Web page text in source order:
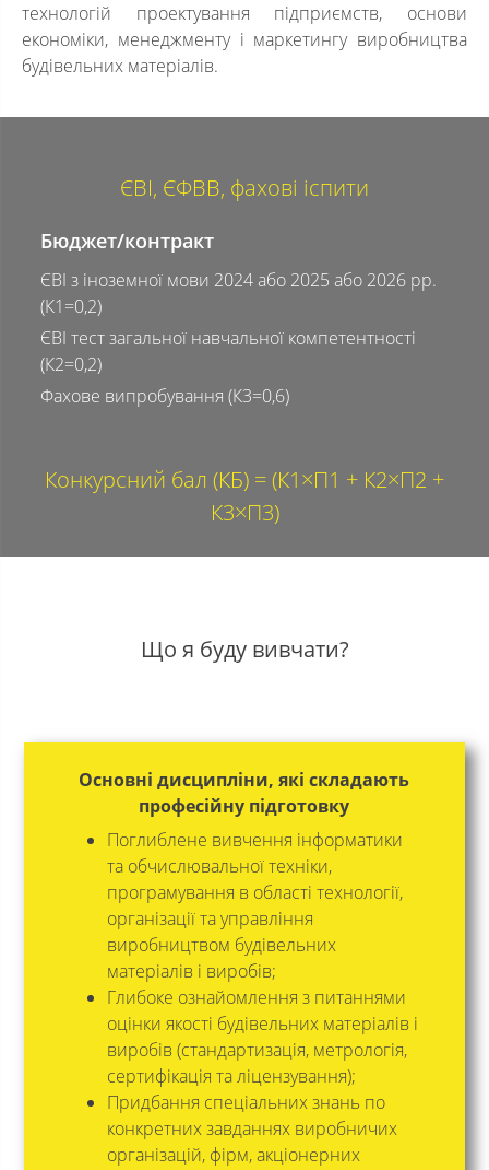
технологій проектування підприємств, основи
економіки, менеджменту і маркетингу виробництва
будівельних матеріалів.
ЄВІ, ЄФВВ, фахові іспити
Бюджет/контракт
ЄВІ з іноземної мови 2024 або 2025 або 2026 рр.
(К1=0,2)
ЄВІ тест загальної навчальної компетентності
(К2=0,2)
Фахове випробування (К3=0,6)
Конкурсний бал (КБ) = (К1×П1 + К2×П2 +
К3×П3)
Що я буду вивчати?
Основні дисципліни, які складають
професійну підготовку
Поглиблене вивчення інформатики
та обчислювальної техніки,
програмування в області технології,
організації та управління
виробництвом будівельних
матеріалів і виробів;
Глибоке ознайомлення з питаннями
оцінки якості будівельних матеріалів і
виробів (стандартизація, метрологія,
сертифікація та ліцензування);
Придбання спеціальних знань по
конкретних завданнях виробничих
організацій, фірм, акціонерних